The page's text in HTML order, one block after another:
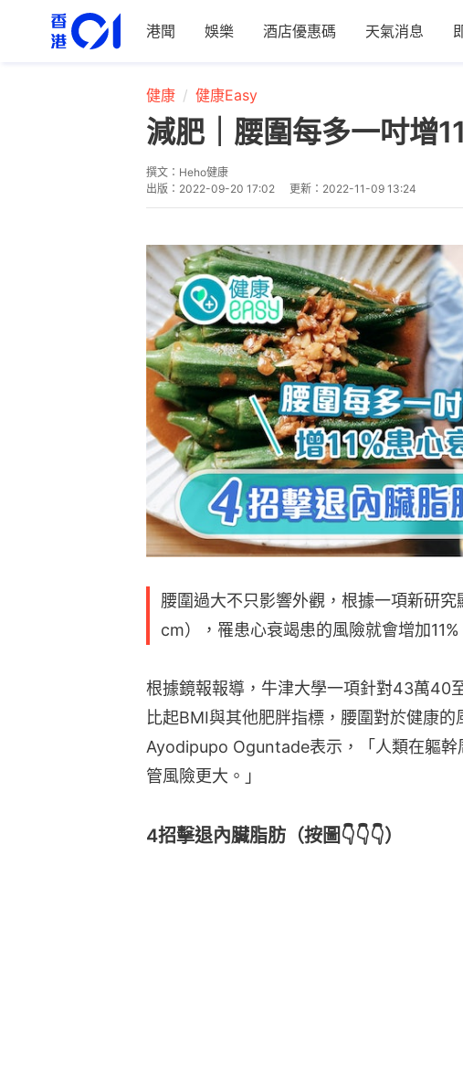
港聞 娛樂 酒店優惠碼 天氣消息
健康 健康Easy
減肥｜腰圍每多一吋增
撰文： Heho健康
出版： 2022-09-20 17:02 更新： 2022-11-09 13:24
腰圍過大不只影響外觀，根據一項新研
cm），罹患心衰竭患的風險就會增加11%
根據鏡報報導，牛津大學一項針對43萬40
比起BMI與其他肥胖指標，腰圍對於健康
Ayodipupo Oguntade表示，「人類在軀幹
管風險更大。」
4招擊退內臟脂肪（按圖👇👇👇）